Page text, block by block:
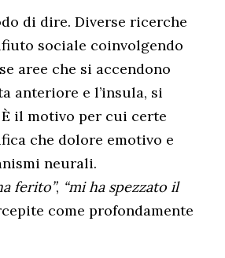
di dire. Diverse ricerche
sociale coinvolgendo
aree che si accendono
anteriore e l’insula, si
il motivo per cui certe
che dolore emotivo e
neurali.
ferito”, “mi ha spezzato il
come profondamente